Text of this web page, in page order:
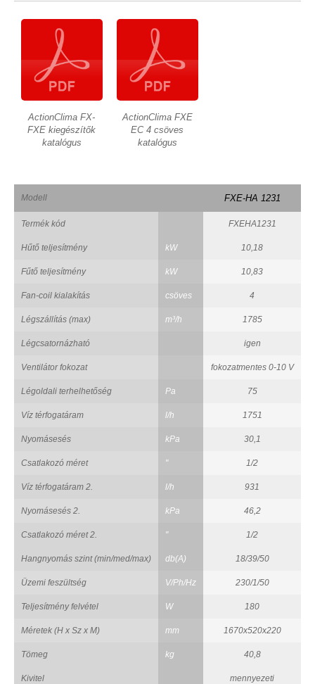
ActionClima FX-
FXE kiegészítők
katalógus
ActionClima FXE
EC 4 csöves
katalógus
Modell FXE-HA 1231
Termék kód FXEHA1231
Hűtő teljesítmény kW 10,18
Fűtő teljesítmény kW 10,83
Fan-coil kialakítás csöves 4
Légszállítás (max) m³/h 1785
Légcsatornázható igen
Ventilátor fokozat fokozatmentes 0-10 V
Légoldali terhelhetőség Pa 75
Víz térfogatáram l/h 1751
Nyomásesés kPa 30,1
Csatlakozó méret " 1/2
Víz térfogatáram 2. l/h 931
Nyomásesés 2. kPa 46,2
Csatlakozó méret 2. " 1/2
Hangnyomás szint (min/med/max) db(A) 18/39/50
Üzemi feszültség V/Ph/Hz 230/1/50
Teljesítmény felvétel W 180
Méretek (H x Sz x M) mm 1670x520x220
Tömeg kg 40,8
Kivitel mennyezeti